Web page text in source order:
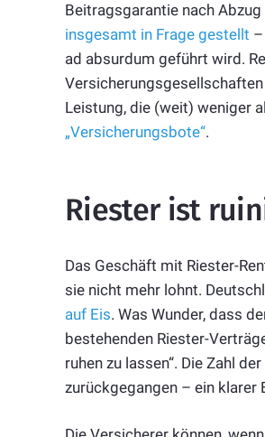
Beitragsgarantie nach
insgesamt in Frage gestellt
ad absurdum geführt wird.
Leistung, die (weit) weniger
„Versicherungsbote“.
Riester ist
Das Geschäft mit Riester-
sie nicht mehr lohnt.
auf Eis. Was Wunder, dass
bestehenden Riester-
ruhen zu lassen“. Die Zahl
zurückgegangen – ein